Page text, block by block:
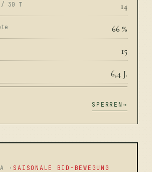
/ 30 T 14
66 %
15
6,4 J.
SPERREN
· SAISONALE BID-BEWEGUNG